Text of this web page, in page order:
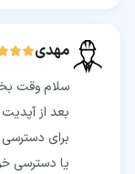
مهدی
بعد از
برای دسترسی
یا دسترسی